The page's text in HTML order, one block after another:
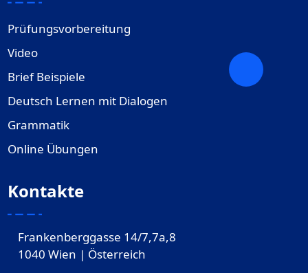
Prüfungsvorbereitung
Video
Brief Beispiele
Deutsch Lernen mit Dialogen
Grammatik
Online Übungen
Kontakte
Frankenberggasse 14/7,7a,8
1040 Wien | Österreich